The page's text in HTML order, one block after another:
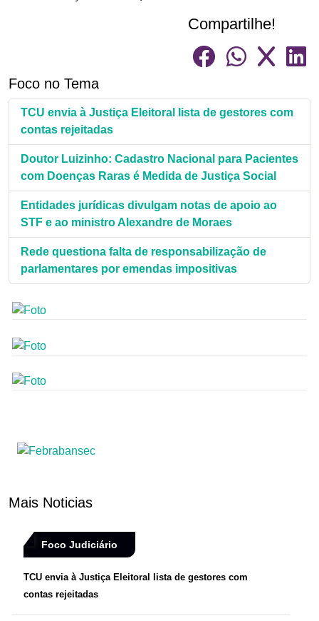
Compartilhe!
Foco no Tema
TCU envia à Justiça Eleitoral lista de gestores com
contas rejeitadas
Doutor Luizinho: Cadastro Nacional para Pacientes
com Doenças Raras é Medida de Justiça Social
Entidades jurídicas divulgam notas de apoio ao
STF e ao ministro Alexandre de Moraes
Rede questiona falta de responsabilização de
parlamentares por emendas impositivas
Mais Noticias
Foco Judiciário
TCU envia à Justiça Eleitoral lista de gestores com
contas rejeitadas